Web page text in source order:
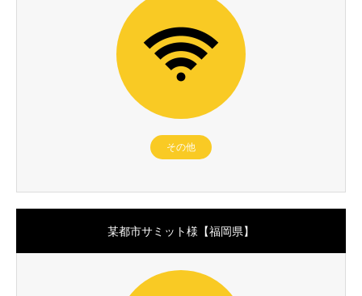
その他
某都市サミット様【福岡県】